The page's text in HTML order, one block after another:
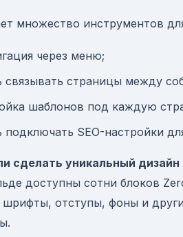
множество инструментов
через меню;
связывать страницы между
шаблонов под каждую
SEO-настройки
сделать уникальный дизайн
доступны сотни блоков
шрифты, отступы, фоны и